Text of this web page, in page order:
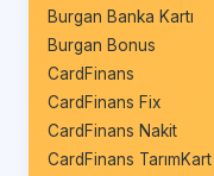
Burgan Banka Kartı
Burgan Bonus
CardFinans
CardFinans Fix
CardFinans Nakit
CardFinans TarımKart